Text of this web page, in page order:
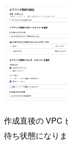
作成直後の VPC
待ち状態になりま